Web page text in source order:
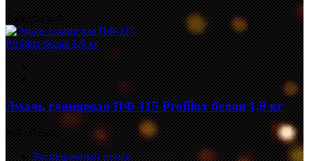
1 499,00 руб.
Эмаль глянцевая ПФ-115 Profilux белая 1,9 кг
369,00 руб.
Расширенный поиск